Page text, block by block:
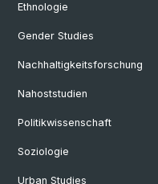
Ethnologie
Gender Studies
Nachhaltigkeitsforschung
Nahoststudien
Politikwissenschaft
Soziologie
Urban Studies